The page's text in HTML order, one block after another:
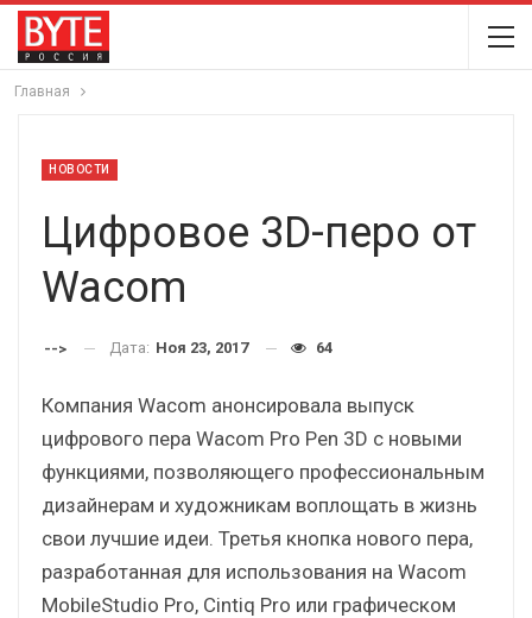
Главная
НОВОСТИ
Цифровое 3D-перо от
Wacom
--> Дата: Ноя 23, 2017 64
Компания Wacom анонсировала выпуск
цифрового пера Wacom Pro Pen 3D с новыми
функциями, позволяющего профессиональным
дизайнерам и художникам воплощать в жизнь
свои лучшие идеи. Третья кнопка нового пера,
разработанная для использования на Wacom
MobileStudio Pro, Cintiq Pro или графическом